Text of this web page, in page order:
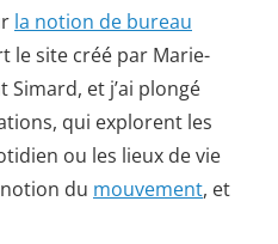
la notion de bureau
le site créé par Marie-
Simard, et j’ai plongé
qui explorent les
ou les lieux de vie
du mouvement, et